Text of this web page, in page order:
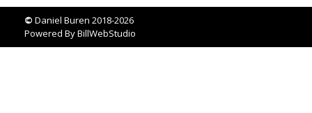
© Daniel Buren 2018-2026
Powered ByBillWebStudio